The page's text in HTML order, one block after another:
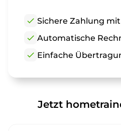
check Sichere Zahlung
check Automatische
check Einfache
Jetzt